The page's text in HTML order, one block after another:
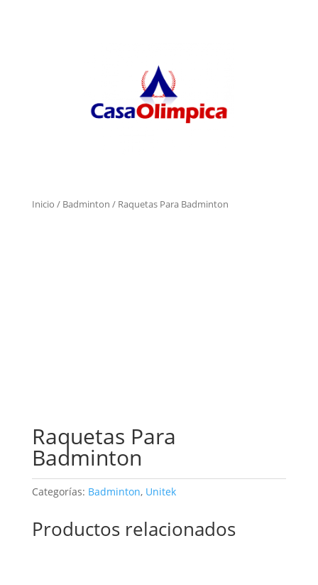
Inicio / Badminton / Raquetas Para Badminton
Raquetas Para
Badminton
Categorías: Badminton, Unitek
Productos relacionados